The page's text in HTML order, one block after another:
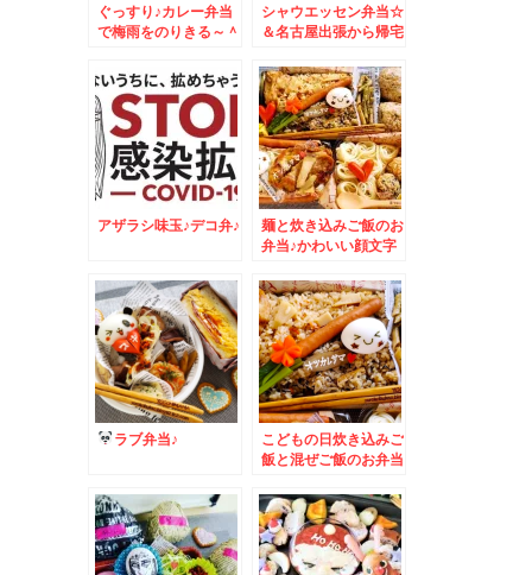
ぐっすり♪カレー弁当
で梅雨をのりきる～＾
シャウエッセン弁当☆
＆名古屋出張から帰宅
アザラシ味玉♪デコ弁♪
麺と炊き込みご飯のお
弁当♪かわいい顔文字
ラブ弁当♪
こどもの日炊き込みご
飯と混ぜご飯のお弁当